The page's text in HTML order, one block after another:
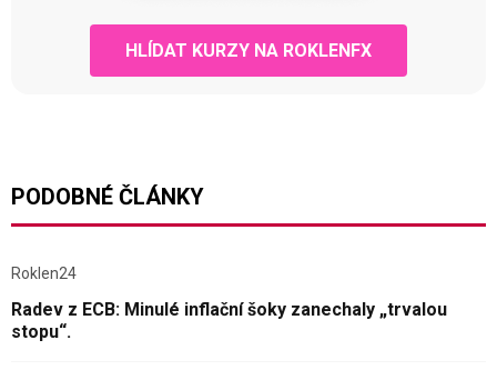
HLÍDAT KURZY NA ROKLENFX
PODOBNÉ ČLÁNKY
Roklen24
Radev z ECB: Minulé inflační šoky zanechaly „trvalou
stopu“.